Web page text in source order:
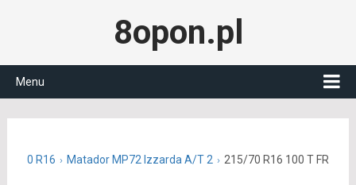
8opon.pl
Menu
70 R16 Matador MP72 Izzarda A/T 2 215/70 R16 100 T FR